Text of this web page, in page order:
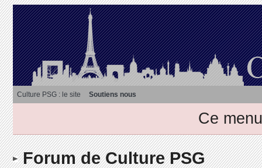
Culture PSG : le site Soutiens nous
Ce
Forum de Culture PSG